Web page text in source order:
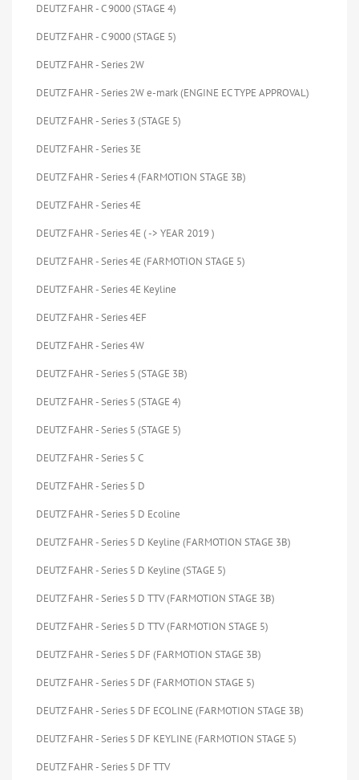
DEUTZ FAHR - C 9000 (STAGE 4)
DEUTZ FAHR - C 9000 (STAGE 5)
DEUTZ FAHR - Series 2W
DEUTZ FAHR - Series 2W e-mark (ENGINE EC TYPE APPROVAL)
DEUTZ FAHR - Series 3 (STAGE 5)
DEUTZ FAHR - Series 3E
DEUTZ FAHR - Series 4 (FARMOTION STAGE 3B)
DEUTZ FAHR - Series 4E
DEUTZ FAHR - Series 4E ( -> YEAR 2019 )
DEUTZ FAHR - Series 4E (FARMOTION STAGE 5)
DEUTZ FAHR - Series 4E Keyline
DEUTZ FAHR - Series 4EF
DEUTZ FAHR - Series 4W
DEUTZ FAHR - Series 5 (STAGE 3B)
DEUTZ FAHR - Series 5 (STAGE 4)
DEUTZ FAHR - Series 5 (STAGE 5)
DEUTZ FAHR - Series 5 C
DEUTZ FAHR - Series 5 D
DEUTZ FAHR - Series 5 D Ecoline
DEUTZ FAHR - Series 5 D Keyline (FARMOTION STAGE 3B)
DEUTZ FAHR - Series 5 D Keyline (STAGE 5)
DEUTZ FAHR - Series 5 D TTV (FARMOTION STAGE 3B)
DEUTZ FAHR - Series 5 D TTV (FARMOTION STAGE 5)
DEUTZ FAHR - Series 5 DF (FARMOTION STAGE 3B)
DEUTZ FAHR - Series 5 DF (FARMOTION STAGE 5)
DEUTZ FAHR - Series 5 DF ECOLINE (FARMOTION STAGE 3B)
DEUTZ FAHR - Series 5 DF KEYLINE (FARMOTION STAGE 5)
DEUTZ FAHR - Series 5 DF TTV